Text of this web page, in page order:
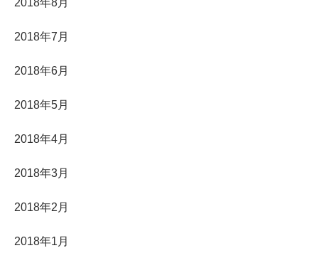
2018年7月
2018年6月
2018年5月
2018年4月
2018年3月
2018年2月
2018年1月